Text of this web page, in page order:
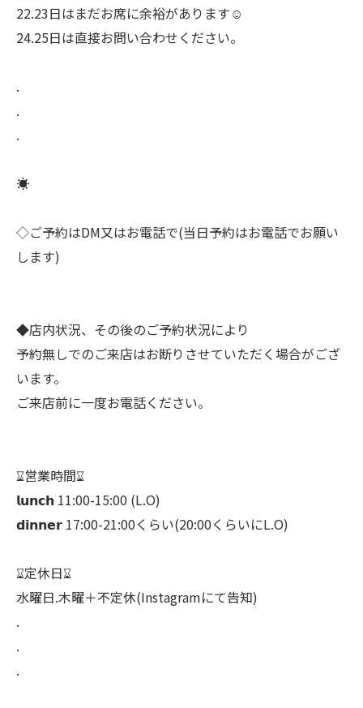
22.23日はまだお席に余裕があります☺︎
24.25日は直接お問い合わせください。
.
.
.
☀︎⠀
◇ご予約はDM又はお電話で(当日予約はお電話でお願い
します)⠀
◆店内状況、その後のご予約状況により⠀
予約無しでのご来店はお断りさせていただく場合がござ
います。⠀
ご来店前に一度お電話ください。⠀
⌛︎営業時間⌛︎⠀
𝗹𝘂𝗻𝗰𝗵 11:00-15:00 (L.O)⠀
𝗱𝗶𝗻𝗻𝗲𝗿 17:00-21:00くらい(20:00くらいにL.O)⠀
⌛︎定休日⌛︎⠀
水曜日.木曜＋不定休(Instagramにて告知)⠀
.⠀
.⠀
.⠀